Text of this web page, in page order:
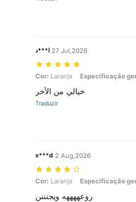
ا***د 27 Jul,2026
Cor: Laranja, Especificação geral:
Cor: Laranja Especificação
خيالي من الأخر
Traduzir
x***d 2 Aug,2026
Cor: Laranja, Especificação geral:
Cor: Laranja Especificação
روعههههه ويجنننن